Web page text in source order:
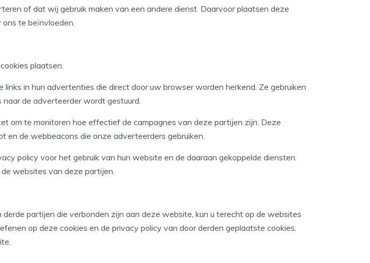
of dat wij gebruik maken van een andere dienst. Daarvoor plaatsen deze
ons te beïnvloeden.
plaatsen.
in hun advertenties die direct door uw browser worden herkend. Ze gebruiken
de adverteerder wordt gestuurd.
om te monitoren hoe effectief de campagnes van deze partijen zijn. Deze
en de webbeacons die onze adverteerders gebruiken.
policy voor het gebruik van hun website en de daaraan gekoppelde diensten.
websites van deze partijen.
partijen die verbonden zijn aan deze website, kun u terecht op de websites
op deze cookies en de privacy policy van door derden geplaatste cookies.